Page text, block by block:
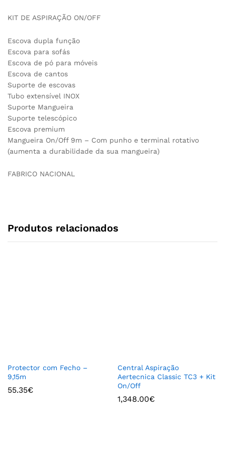
KIT DE ASPIRAÇÃO ON/OFF
Escova dupla função
Escova para sofás
Escova de pó para móveis
Escova de cantos
Suporte de escovas
Tubo extensível INOX
Suporte Mangueira
Suporte telescópico
Escova premium
Mangueira On/Off 9m – Com punho e terminal rotativo
(aumenta a durabilidade da sua mangueira)
FABRICO NACIONAL
Produtos relacionados
Protector com Fecho –
9,15m
55.35€
Central Aspiração
Aertecnica Classic TC3 + Kit
On/Off
1,348.00€